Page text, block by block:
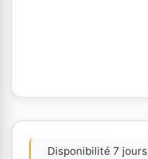
Disponibilité 7 jours